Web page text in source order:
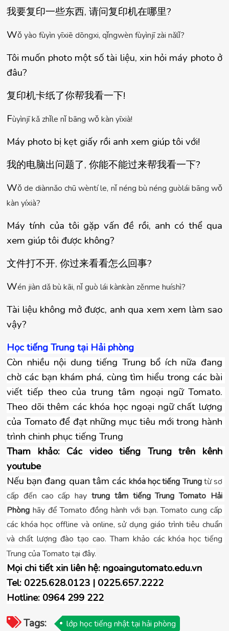
我要复印一些东西, 请问复印机在哪里?
Wǒ yào fùyìn yīxiē dōngxi, qǐngwèn fùyìnjī zài nǎlǐ?
Tôi muốn photo một số tài liệu, xin hỏi máy photo ở
đâu?
复印机卡纸了你帮我看一下!
Fùyìnjī kǎ zhǐle nǐ bāng wǒ kàn yīxià!
Máy photo bị kẹt giấy rồi anh xem giúp tôi với!
我的电脑出问题了, 你能不能过来帮我看一下?
Wǒ de diànnǎo chū wèntí le, nǐ néng bù néng guòlái bāng wǒ
kàn yíxià?
Máy tính của tôi gặp vấn đề rồi, anh có thể qua
xem giúp tôi được không?
文件打不开, 你过来看看怎么回事?
Wén jiàn dǎ bù kāi, nǐ guò lái kànkàn zěnme huíshì?
Tài liệu không mở được, anh qua xem xem làm sao
vậy?
Học tiếng Trung tại Hải phòng
Còn nhiều nội dung tiếng Trung bổ ích nữa đang
chờ các bạn khám phá, cùng tìm hiểu trong các bài
viết tiếp theo của trung tâm ngoại ngữ Tomato.
Theo dõi thêm các khóa học ngoại ngữ chất lượng
của Tomato để đạt những mục tiêu mới trong hành
trình chinh phục tiếng Trung
Tham khảo: Các video tiếng Trung trên kênh
youtube
Nếu bạn đang quan tâm các khóa học tiếng Trung từ sơ
cấp đến cao cấp hay trung tâm tiếng Trung Tomato Hải
Phòng hãy để Tomato đồng hành với bạn. Tomato cung cấp
các khóa học offline và online, sử dụng giáo trình tiêu chuẩn
và chất lượng đào tạo cao. Tham khảo các khóa học tiếng
Trung của Tomato tại đây.
Mọi chi tiết xin liên hệ: ngoaingutomato.edu.vn
Tel: 0225.628.0123 | 0225.657.2222
Hotline: 0964 299 222
Tags:
lớp học tiếng nhật tại hải phòng